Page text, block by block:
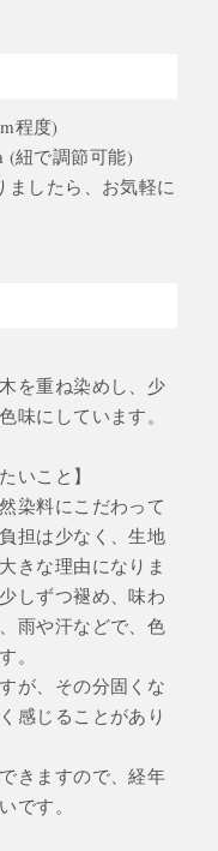
程度)
紐で調節可能)
したら、お気軽に
を重ね染めし、少
味にしています。
いこと】
染料にこだわって
担は少なく、生地
きな理由になりま
しずつ褪め、味わ
雨や汗などで、色
。
が、その分固くな
感じることがあり
きますので、経年
です。